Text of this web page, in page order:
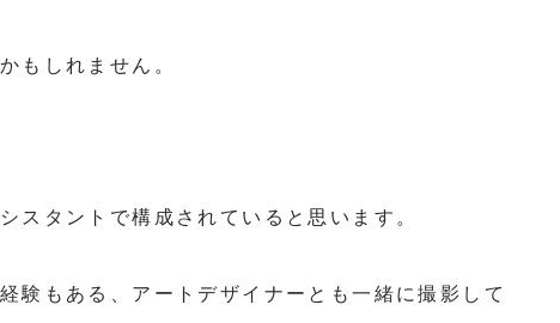
もしれません。
スタントで構成されていると思います。
験もある、アートデザイナーとも一緒に撮影して